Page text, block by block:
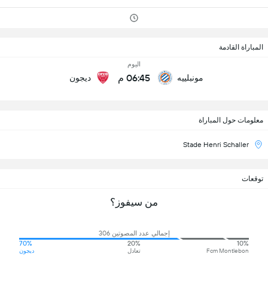
المباراة القادمة
مونبلييه
اليوم
06:45 م ديجون
معلومات حول المباراة
Stade Henri Schaller
توقعات
من سيفوز؟
إجمالي عدد المصوتين 306
10%
Fcm Montlebon
20%
تعادل
70%
ديجون